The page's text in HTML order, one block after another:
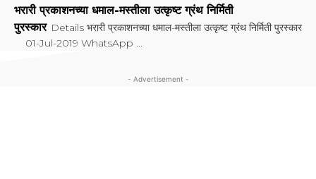
भरारी प्रकाशनच्या धमाल-मस्तीला उत्कृष्ट ग्रंथ निर्मिती
पुरस्कार Details भरारी प्रकाशनच्या धमाल-मस्तीला उत्कृष्ट ग्रंथ निर्मिती पुरस्कार
01-Jul-2019 WhatsApp ...
- Advertisement -